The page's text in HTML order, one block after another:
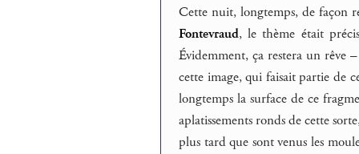
Cette nuit, longtemps, de façon
Fontevraud, le thème était
Évidemment, ça restera un rêve –
cette image, qui faisait partie de
longtemps la surface de ce
aplatissements ronds de cette
plus tard que sont venus les